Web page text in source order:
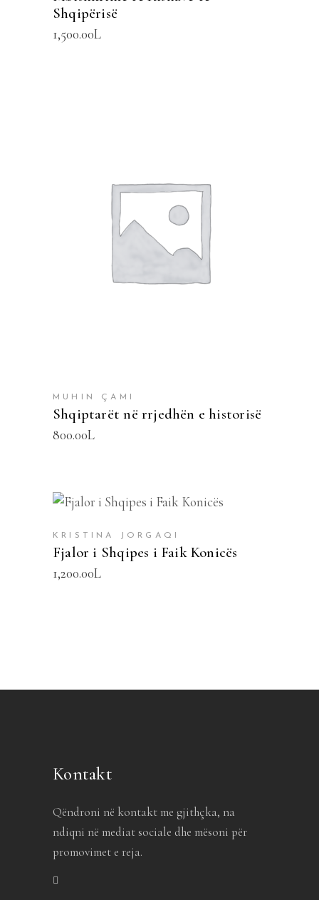
Shqipërisë
1,500.00L
SHTOJE NË SHPORTË
MUHIN ÇAMI
Shqiptarët në rrjedhën e historisë
800.00L
SHTOJE NË SHPORTË
KRISTINA JORGAQI
Fjalor i Shqipes i Faik Konicës
1,200.00L
Kontakt
Qëndroni në kontakt me gjithçka, na
ndiqni në mediat sociale dhe mësoni për
promovimet e reja.